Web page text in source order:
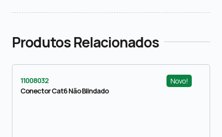
Produtos Relacionados
Novo!
11008032
Conector Cat6 Não Blindado